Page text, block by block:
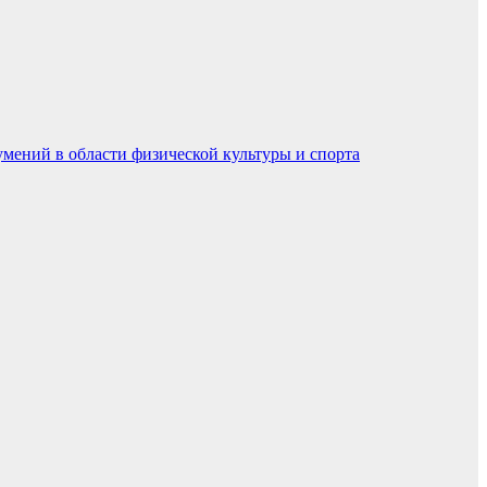
в области физической культуры и спорта